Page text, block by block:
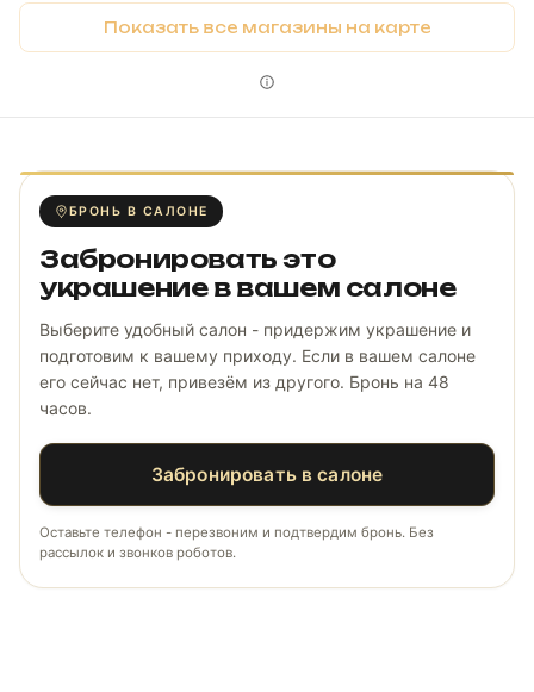
Показать все магазины на карте
БРОНЬ В САЛОНЕ
Забронировать это
украшение в вашем салоне
Выберите удобный салон - придержим украшение и
подготовим к вашему приходу. Если в вашем салоне
его сейчас нет, привезём из другого. Бронь на 48
часов.
Забронировать в салоне
Оставьте телефон - перезвоним и подтвердим бронь. Без
рассылок и звонков роботов.